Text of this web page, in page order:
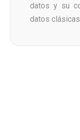
datos y su
datos clásicas.